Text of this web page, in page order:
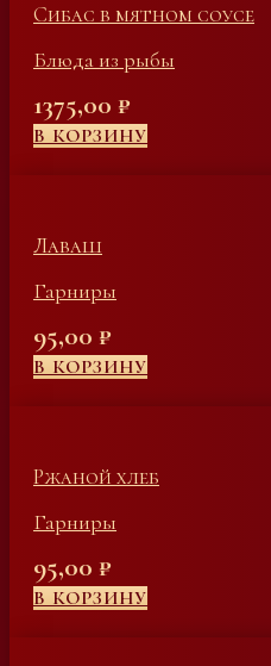
Сибас в мятном соусе
Блюда из рыбы
1375,00 ₽
В КОРЗИНУ
Лаваш
Гарниры
95,00 ₽
В КОРЗИНУ
Ржаной хлеб
Гарниры
95,00 ₽
В КОРЗИНУ